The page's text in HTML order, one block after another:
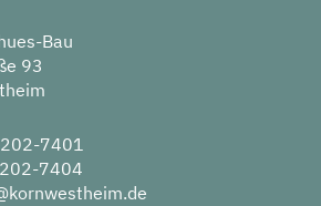
Bau
93
7401
7404